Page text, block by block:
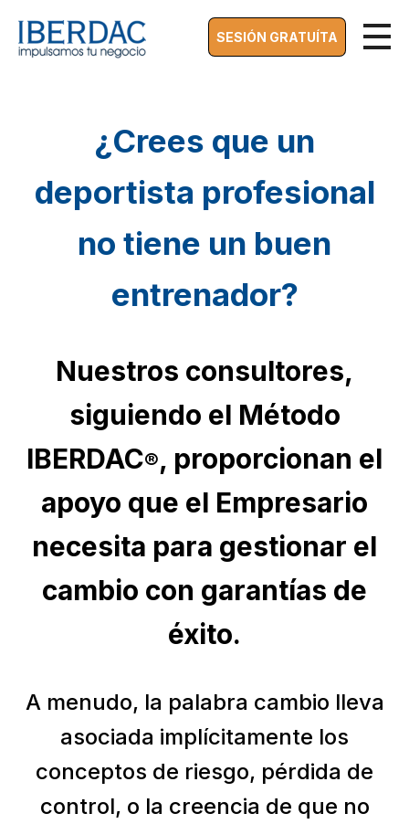
SESIÓN GRATUÍTA
¿Crees que un
deportista profesional
no tiene un buen
entrenador?
Nuestros consultores,
siguiendo el Método
IBERDAC®, proporcionan el
apoyo que el Empresario
necesita para gestionar el
cambio con garantías de
éxito.
A menudo, la palabra cambio lleva
asociada implícitamente los
conceptos de riesgo, pérdida de
control, o la creencia de que no